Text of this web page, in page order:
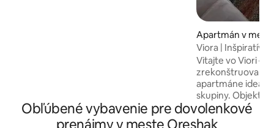
Apartmán v
Viora |
Vitajte vo Viori –
apartmáne
skupiny. Objekt
spálne, plne
v kúpeľnom štýle
Obľúbené vybavenie pre dovolenkové